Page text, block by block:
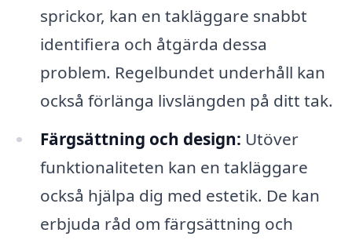
sprickor, kan en takläggare snabbt
identifiera och åtgärda dessa
problem. Regelbundet underhåll kan
också förlänga livslängden på ditt tak.
Färgsättning och design: Utöver
funktionaliteten kan en takläggare
också hjälpa dig med estetik. De kan
erbjuda råd om färgsättning och